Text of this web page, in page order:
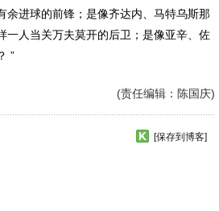
余进球的前锋；是像齐达内、马特乌斯那
一人当关万夫莫开的后卫；是像亚辛、佐
”
(责任编辑：陈国庆)
[保存到博客]